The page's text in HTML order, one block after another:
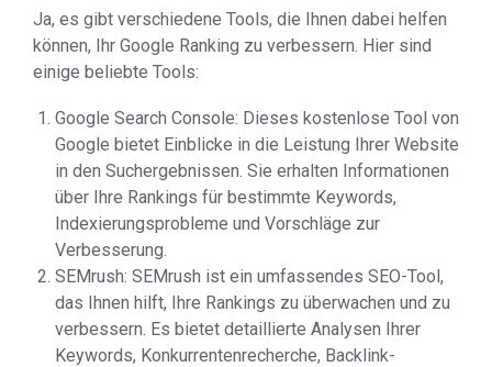
Ja, es gibt verschiedene Tools, die Ihnen dabei helfen
können, Ihr Google Ranking zu verbessern. Hier sind
einige beliebte Tools:
Google Search Console: Dieses kostenlose Tool von
Google bietet Einblicke in die Leistung Ihrer Website
in den Suchergebnissen. Sie erhalten Informationen
über Ihre Rankings für bestimmte Keywords,
Indexierungsprobleme und Vorschläge zur
Verbesserung.
SEMrush: SEMrush ist ein umfassendes SEO-Tool,
das Ihnen hilft, Ihre Rankings zu überwachen und zu
verbessern. Es bietet detaillierte Analysen Ihrer
Keywords, Konkurrentenrecherche, Backlink-